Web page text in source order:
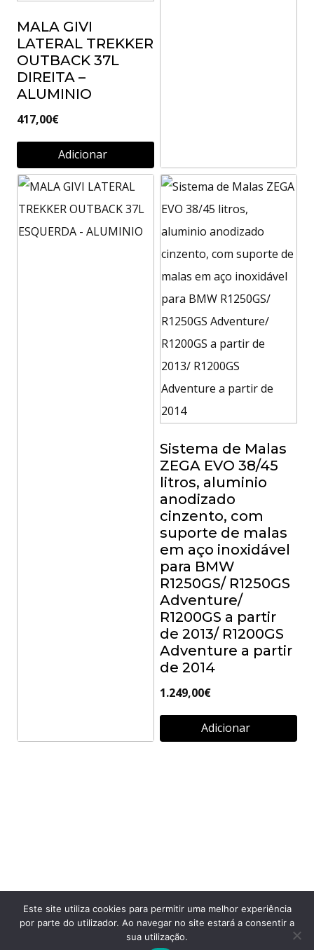
MALA GIVI
LATERAL TREKKER
OUTBACK 37L
DIREITA –
ALUMINIO
417,00€
Adicionar
MALA GIVI
LATERAL TREKKER
OUTBACK 48L
465,00
Adicionar
Adicionar
Sistema de Malas
ZEGA EVO 38/45
litros, aluminio
anodizado
cinzento, com
suporte de malas
em aço inoxidável
para BMW
R1250GS/ R1250GS
Adventure/
R1200GS a partir
de 2013/ R1200GS
Adventure a partir
de 2014
1.249,00€
Adicionar
Este site utiliza cookies para permitir uma melhor experiência
por parte do utilizador. Ao navegar no site estará a consentir a
sua utilização.